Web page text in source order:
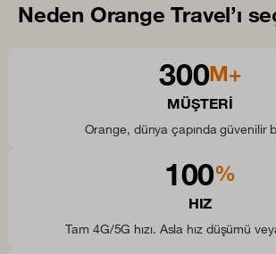
Neden Orange Travel’ı
300M+
MÜŞTERI
Orange, dünya çapında güvenilir
100%
HIZ
Tam 4G/5G hızı. Asla hız düşümü